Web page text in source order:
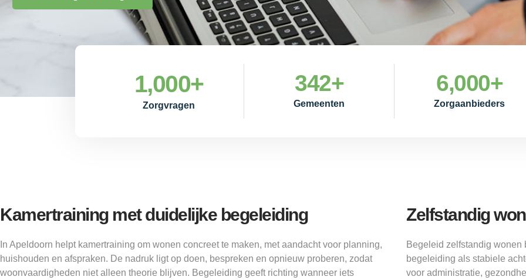
Zorgvragen
1,000+
Gemeenten
342+
Zorgaanbieders
6,000+
Kamertraining met duidelijke begeleiding
In Apeldoorn helpt kamertraining om wonen concreet te maken, met aandacht voor planning,
huishouden en afspraken. De nadruk ligt op doen, bespreken en opnieuw proberen, zodat
woonvaardigheden niet alleen theorie blijven. Begeleiding geeft richting wanneer iets
Zelfstandig
Begeleid zelfstandig wonen
begeleiding als stabiele
voor administratie,